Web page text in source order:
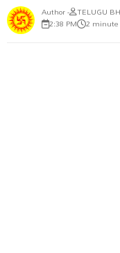
TELUGU
2:38 PM 2 minute